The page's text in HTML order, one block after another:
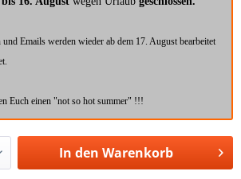
und Emails werden wieder ab dem 17. August bearbeitet
Euch einen "not so hot summer" !!!
In den Warenkorb